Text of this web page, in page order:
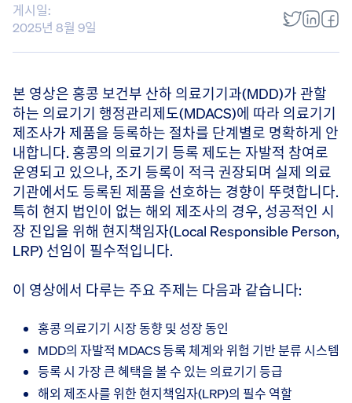
게시일:
2025년 8월 9일
본 영상은 홍콩 보건부 산하 의료기기과(MDD)가 관할
하는 의료기기 행정관리제도(MDACS)에 따라 의료기기
제조사가 제품을 등록하는 절차를 단계별로 명확하게 안
내합니다. 홍콩의 의료기기 등록 제도는 자발적 참여로
운영되고 있으나, 조기 등록이 적극 권장되며 실제 의료
기관에서도 등록된 제품을 선호하는 경향이 뚜렷합니다.
특히 현지 법인이 없는 해외 제조사의 경우, 성공적인 시
장 진입을 위해 현지책임자(Local Responsible Person,
LRP) 선임이 필수적입니다.
이 영상에서 다루는 주요 주제는 다음과 같습니다:
홍콩 의료기기 시장 동향 및 성장 동인
MDD의 자발적 MDACS 등록 체계와 위험 기반 분류 시스템
등록 시 가장 큰 혜택을 볼 수 있는 의료기기 등급
해외 제조사를 위한 현지책임자(LRP)의 필수 역할